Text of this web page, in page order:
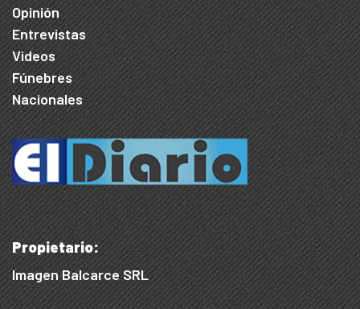
Opinión
Entrevistas
Videos
Fúnebres
Nacionales
Propietario:
Imagen Balcarce SRL